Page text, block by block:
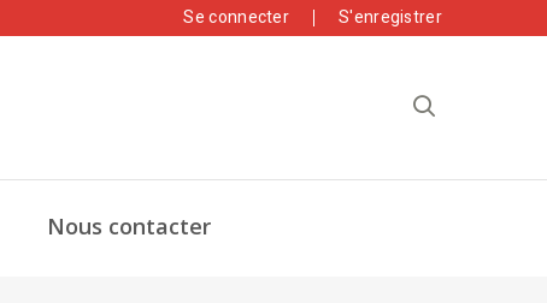
Se connecter S'enregistrer
Nous contacter